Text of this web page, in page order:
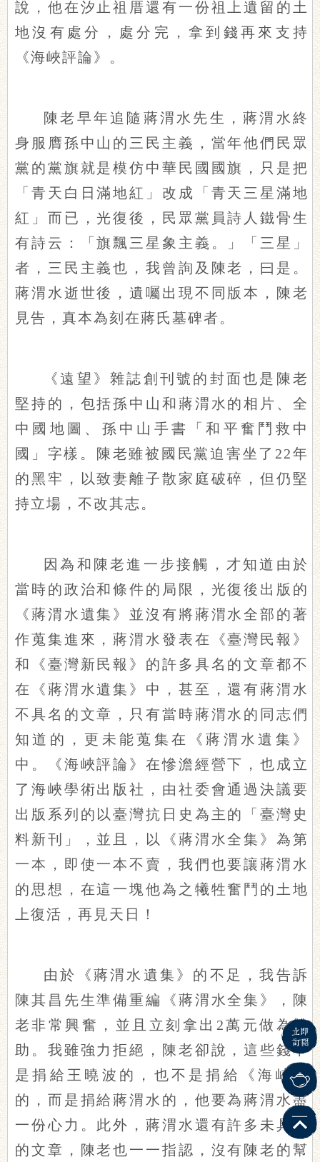
說，他在汐止祖厝還有一份祖上遺留的土
地沒有處分，處分完，拿到錢再來支持
《海峽評論》。
陳老早年追隨蔣渭水先生，蔣渭水終
身服膺孫中山的三民主義，當年他們民眾
黨的黨旗就是模仿中華民國國旗，只是把
「青天白日滿地紅」改成「青天三星滿地
紅」而已，光復後，民眾黨員詩人鐵骨生
有詩云：「旗飄三星象主義。」「三星」
者，三民主義也，我曾詢及陳老，曰是。
蔣渭水逝世後，遺囑出現不同版本，陳老
見告，真本為刻在蔣氏墓碑者。
《遠望》雜誌創刊號的封面也是陳老
堅持的，包括孫中山和蔣渭水的相片、全
中國地圖、孫中山手書「和平奮鬥救中
國」字樣。陳老雖被國民黨迫害坐了22年
的黑牢，以致妻離子散家庭破碎，但仍堅
持立場，不改其志。
因為和陳老進一步接觸，才知道由於
當時的政治和條件的局限，光復後出版的
《蔣渭水遺集》並沒有將蔣渭水全部的著
作蒐集進來，蔣渭水發表在《臺灣民報》
和《臺灣新民報》的許多具名的文章都不
在《蔣渭水遺集》中，甚至，還有蔣渭水
不具名的文章，只有當時蔣渭水的同志們
知道的，更未能蒐集在《蔣渭水遺集》
中。《海峽評論》在慘澹經營下，也成立
了海峽學術出版社，由社委會通過決議要
出版系列的以臺灣抗日史為主的「臺灣史
料新刊」，並且，以《蔣渭水全集》為第
一本，即使一本不賣，我們也要讓蔣渭水
的思想，在這一塊他為之犧牲奮鬥的土地
上復活，再見天日！
由於《蔣渭水遺集》的不足，我告訴
陳其昌先生準備重編《蔣渭水全集》，陳
老非常興奮，並且立刻拿出2萬元做為贊
助。我雖強力拒絕，陳老卻說，這些錢不
是捐給王曉波的，也不是捐給《海峽》
的，而是捐給蔣渭水的，他要為蔣渭水盡
一份心力。此外，蔣渭水還有許多未具名
的文章，陳老也一一指認，沒有陳老的幫